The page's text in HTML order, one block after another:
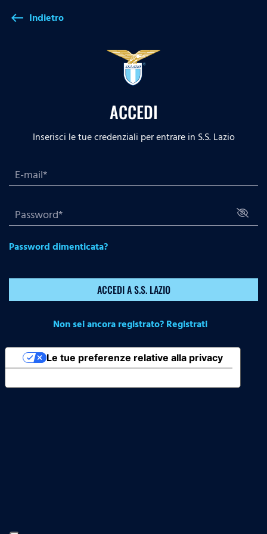
west Indietro
ACCEDI
Inserisci le tue credenziali per entrare in S.S. Lazio
Password dimenticata?
ACCEDI A S.S. LAZIO
Non sei ancora registrato? Registrati
Le tue preferenze relative alla privacy